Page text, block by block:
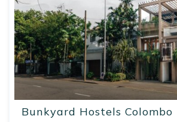
Bunkyard Hostels Colombo